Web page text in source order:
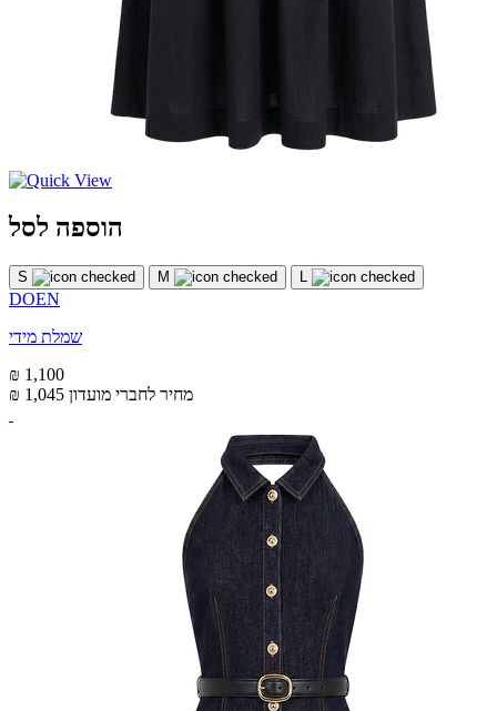
הוספה לסל
S M L
DOEN
שמלת מידי
₪ 1,100
₪ 1,045 מחיר לחברי מועדון